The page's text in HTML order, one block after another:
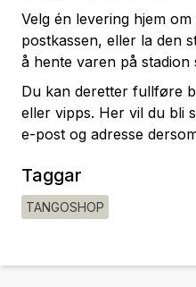
Velg én levering hjem
postkassen, eller la den
å hente varen på stadion
Du kan deretter fullføre
eller vipps. Her vil du bli
e-post og adresse
Taggar
TANGOSHOP